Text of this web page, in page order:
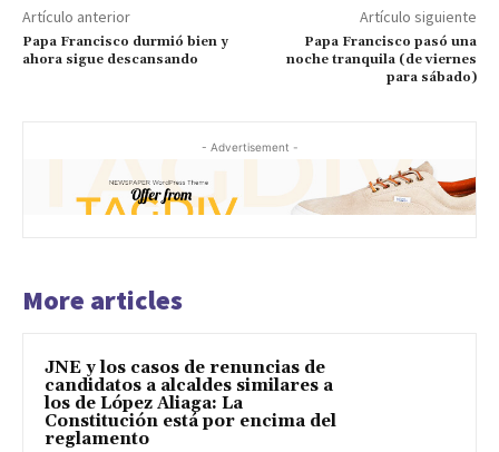
Artículo anterior
Papa Francisco durmió bien y
ahora sigue descansando
Artículo siguiente
Papa Francisco pasó una
noche tranquila (de viernes
para sábado)
- Advertisement -
More articles
JNE y los casos de renuncias de
candidatos a alcaldes similares a
los de López Aliaga: La
Constitución está por encima del
reglamento